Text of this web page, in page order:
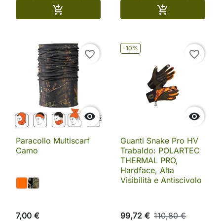
 

favorite_border
Paracollo Multiscarf
Camo
7,00 €
-10%

favorite_border
Guanti Snake Pro HV
Trabaldo: POLARTEC
THERMAL PRO,
Hardface, Alta
Visibilità e Antiscivolo
99,72 € 110,80 €